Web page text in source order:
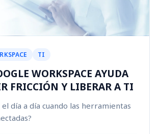
TI
WORKSPACE AYUDA
FRICCIÓN Y LIBERAR A TI
el día a día cuando las herramientas